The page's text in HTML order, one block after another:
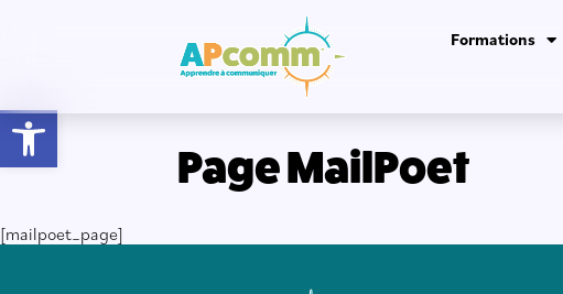
Ouvrir la barre d’outils
Formations
Page MailPoet
[mailpoet_page]